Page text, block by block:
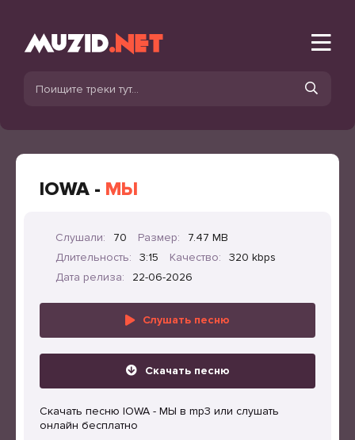
IOWA - МЫ
Слушали: 70 Размер:
7.47 MB
Длительность:
3:15 Качество:
320 kbps
Дата релиза:
22-06-2026
Слушать песню
Скачать песню
Скачать песню IOWA - МЫ в mp3 или слушать
онлайн бесплатно